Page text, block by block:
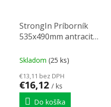
StrongIn Príborník
535x490mm antracit
Skladom (25 ks)
€13,11 bez DPH
€16,12 / ks
Do košíka